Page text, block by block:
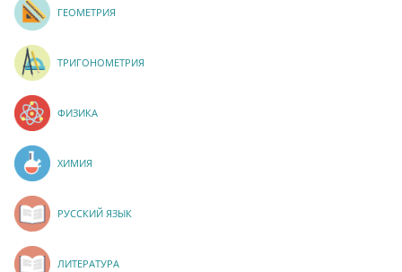
ГЕОМЕТРИЯ
ТРИГОНОМЕТРИЯ
ФИЗИКА
ХИМИЯ
РУССКИЙ ЯЗЫК
ЛИТЕРАТУРА